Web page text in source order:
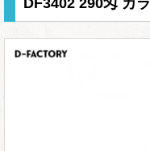
DF3402 290匁 カ